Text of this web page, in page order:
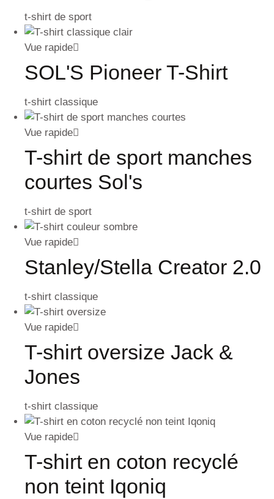
t-shirt de sport
Vue rapide
SOL'S Pioneer T-Shirt
t-shirt classique
Vue rapide
T-shirt de sport manches
courtes Sol's
t-shirt de sport
Vue rapide
Stanley/Stella Creator 2.0
t-shirt classique
Vue rapide
T-shirt oversize Jack &
Jones
t-shirt classique
Vue rapide
T-shirt en coton recyclé
non teint Iqoniq